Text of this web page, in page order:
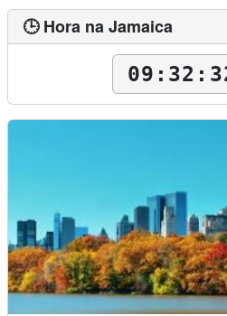
🕒 Hora na Jamaica